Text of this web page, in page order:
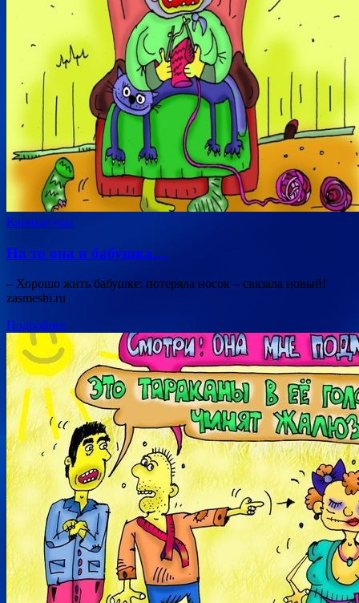
Карикатуры
На то она и бабушка…
– Хорошо жить бабушке: потеряла носок – связала новый!
zasmeshi.ru
Подробнее